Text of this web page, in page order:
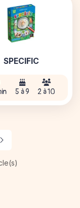
SPECIFIC
5 à 9 2 à 10
Suivant